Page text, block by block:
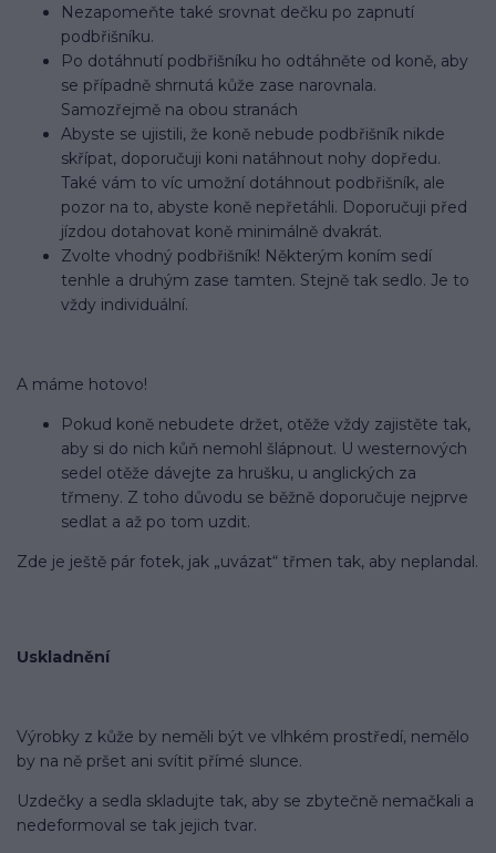
Nezapomeňte také srovnat dečku po zapnutí
podbřišníku.
Po dotáhnutí podbřišníku ho odtáhněte od koně, aby
se případně shrnutá kůže zase narovnala.
Samozřejmě na obou stranách
Abyste se ujistili, že koně nebude podbřišník nikde
skřípat, doporučuji koni natáhnout nohy dopředu.
Také vám to víc umožní dotáhnout podbřišník, ale
pozor na to, abyste koně nepřetáhli. Doporučuji před
jízdou dotahovat koně minimálně dvakrát.
Zvolte vhodný podbřišník! Některým koním sedí
tenhle a druhým zase tamten. Stejně tak sedlo. Je to
vždy individuální.
A máme hotovo!
Pokud koně nebudete držet, otěže vždy zajistěte tak,
aby si do nich kůň nemohl šlápnout. U westernových
sedel otěže dávejte za hrušku, u anglických za
třmeny. Z toho důvodu se běžně doporučuje nejprve
sedlat a až po tom uzdit.
Zde je ještě pár fotek, jak „uvázat“ třmen tak, aby neplandal.
Uskladnění
Výrobky z kůže by neměli být ve vlhkém prostředí, nemělo
by na ně pršet ani svítit přímé slunce.
Uzdečky a sedla skladujte tak, aby se zbytečně nemačkali a
nedeformoval se tak jejich tvar.